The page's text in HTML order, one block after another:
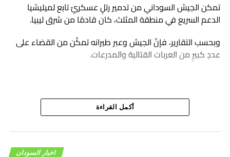
تمكن الجيش السوداني من تدمير رتلٍ عسكريّ تابع لميليشيا
الدعم السريع في منطقة المثلث، كان قادمًا من شرق ليبيا.
وبحسب التقارير، فإنّ الجيش وعبر طيرانه تمكّن من القضاء على
عددٍ كبيرٍ من العربات القتالية والمدرعات.
أكمل القراءة
اخبار السودان